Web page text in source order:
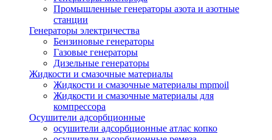
Промышленные генераторы азота и азотные
станции
Генераторы электричества
Бензиновые генераторы
Газовые генераторы
Дизельные генераторы
Жидкости и смазочные материалы
Жидкости и смазочные материалы mpmoil
Жидкости и смазочные материалы для
компрессора
Осушители адсорбционные
осушители адсорбционные атлас копко